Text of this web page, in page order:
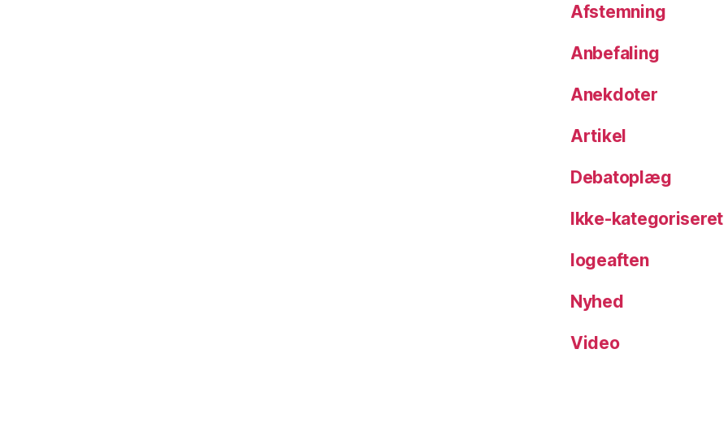
Afstemning
Anbefaling
Anekdoter
Artikel
Debatoplæg
Ikke-kategoriseret
logeaften
Nyhed
Video